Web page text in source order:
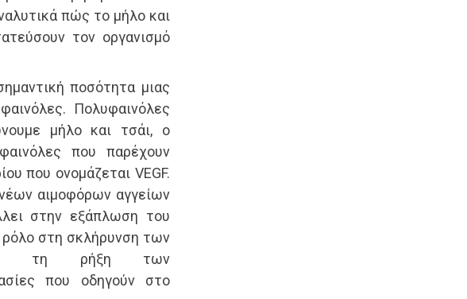
πώς το μήλο και
τον οργανισμό
ποσότητα μιας
Πολυφαινόλες
μήλο και τσάι, ο
που παρέχουν
που ονομάζεται VEGF.
αιμοφόρων αγγείων
στην εξάπλωση του
ρόλο στη σκλήρυνση των
και τη ρήξη των
που οδηγούν στο